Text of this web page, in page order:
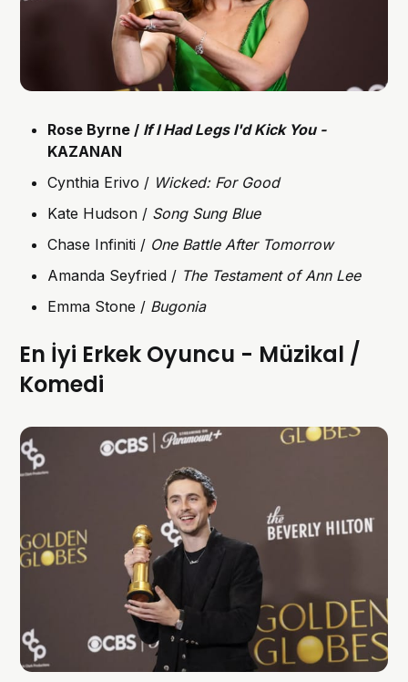
Rose Byrne / If I Had Legs I'd Kick You -
KAZANAN
Cynthia Erivo / Wicked: For Good
Kate Hudson / Song Sung Blue
Chase Infiniti / One Battle After Tomorrow
Amanda Seyfried / The Testament of Ann Lee
Emma Stone / Bugonia
En İyi Erkek Oyuncu - Müzikal /
Komedi